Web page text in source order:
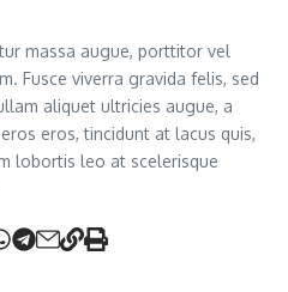
massa augue, porttitor vel
Fusce viverra gravida felis, sed
aliquet ultricies augue, a
eros, tincidunt at lacus quis,
lobortis leo at scelerisque